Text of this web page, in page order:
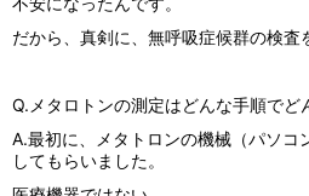
だから、真剣に、無呼吸症候群の検査
Q.メタロトンの測定はどんな手順でど
A.最初に、メタトロンの機械（パソコ
してもらいました。